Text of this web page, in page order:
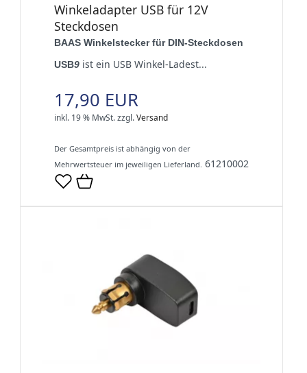
Winkeladapter USB für 12V
Steckdosen
BAAS Winkelstecker für DIN-Steckdosen
USB9 ist ein USB Winkel-Ladest...
17,90 EUR
inkl. 19 % MwSt.zzgl.Versand
Der Gesamtpreis ist abhängig von der
Mehrwertsteuer im jeweiligen Lieferland. 61210002